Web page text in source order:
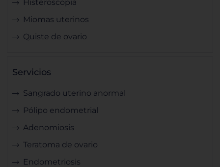
Histeroscopia
Miomas uterinos
Quiste de ovario
Servicios
Sangrado uterino anormal
Pólipo endometrial
Adenomiosis
Teratoma de ovario
Endometriosis